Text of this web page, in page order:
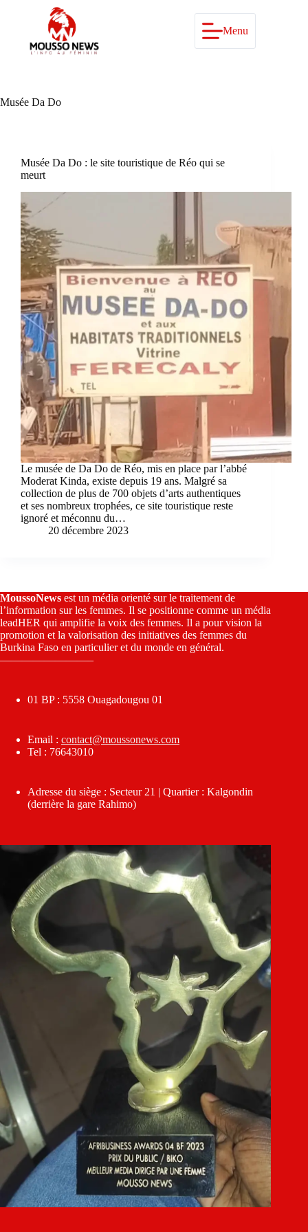
Menu
Musée Da Do
Musée Da Do : le site touristique de Réo qui se
meurt
Le musée de Da Do de Réo, mis en place par l’abbé
Moderat Kinda, existe depuis 19 ans. Malgré sa
collection de plus de 700 objets d’arts authentiques
et ses nombreux trophées, ce site touristique reste
ignoré et méconnu du…
20 décembre 2023
MoussoNews est un média orienté sur le traitement de
l’information sur les femmes. Il se positionne comme un média
leadHER qui amplifie la voix des femmes. Il a pour vision la
promotion et la valorisation des initiatives des femmes du
Burkina Faso en particulier et du monde en général.
————————–
01 BP : 5558 Ouagadougou 01
Email : contact@moussonews.com
Tel : 76643010
Adresse du siège : Secteur 21 | Quartier : Kalgondin
(derrière la gare Rahimo)